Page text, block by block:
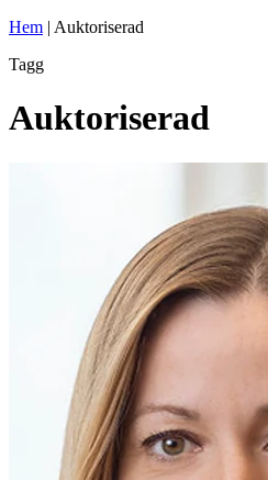
Hem | Auktoriserad
Tagg
Auktoriserad